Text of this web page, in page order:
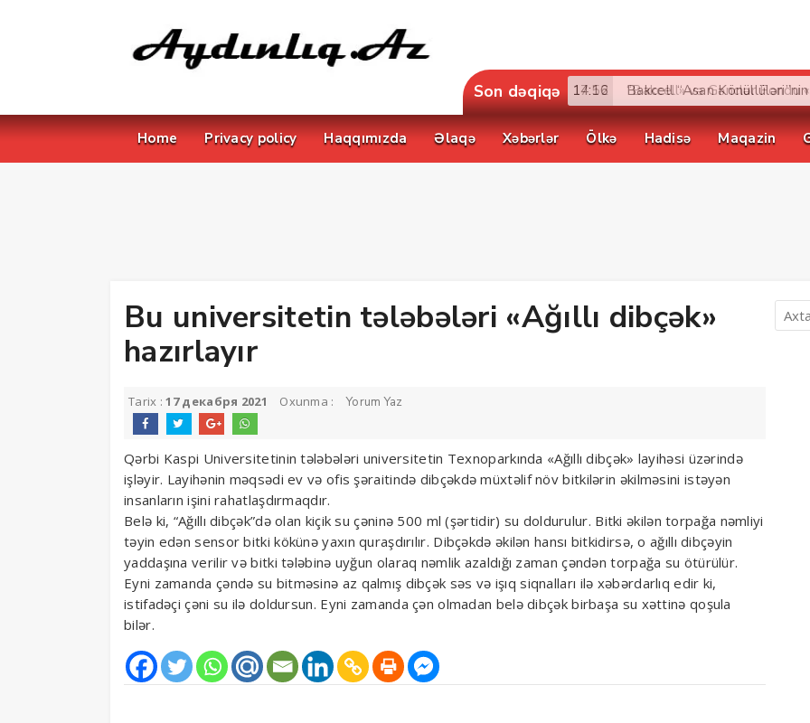
Son dəqiqə 17:52
Home Privacy policy Haqqımızda Əlaqə Xəbərlər Ölkə Hadisə Maqazin
Bu universitetin tələbələri «Ağıllı dibçək»
hazırlayır
Tarix :17 декабря 2021 Oxunma : Yorum Yaz
Qərbi Kaspi Universitetinin tələbələri universitetin Texnoparkında «Ağıllı dibçək» layihəsi üzərində
işləyir. Layihənin məqsədi ev və ofis şəraitində dibçəkdə müxtəlif növ bitkilərin əkilməsini istəyən
insanların işini rahatlaşdırmaqdır.
Belə ki, “Ağıllı dibçək”də olan kiçik su çəninə 500 ml (şərtidir) su doldurulur. Bitki əkilən torpağa nəmliyi
təyin edən sensor bitki kökünə yaxın quraşdırılır. Dibçəkdə əkilən hansı bitkidirsə, o ağıllı dibçəyin
yaddaşına verilir və bitki tələbinə uyğun olaraq nəmlik azaldığı zaman çəndən torpağa su ötürülür.
Eyni zamanda çəndə su bitməsinə az qalmış dibçək səs və işıq siqnalları ilə xəbərdarlıq edir ki,
istifadəçi çəni su ilə doldursun. Eyni zamanda çən olmadan belə dibçək birbaşa su xəttinə qoşula
bilər.